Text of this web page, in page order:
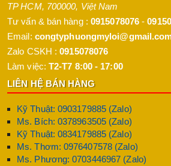
TP HCM, 700000, Việt Nam
Tư vấn & bán hàng : 0915078076 -
Email:
Zalo CSKH :0915078076
Làm việc: T2-T7 8:00 - 17:00
LIÊN HỆ BÁN HÀNG
Kỹ Thuật: 0903179885 (Zalo)
Ms. Bích: 0378963505 (Zalo)
Kỹ Thuật: 0834179885 (Zalo)
Ms. Thơm: 0976407578 (Zalo)
Ms. Phương: 0703446967 (Zalo)